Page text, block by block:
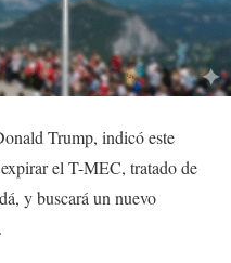
Trump, indicó este
el T-MEC, tratado de
y buscará un nuevo